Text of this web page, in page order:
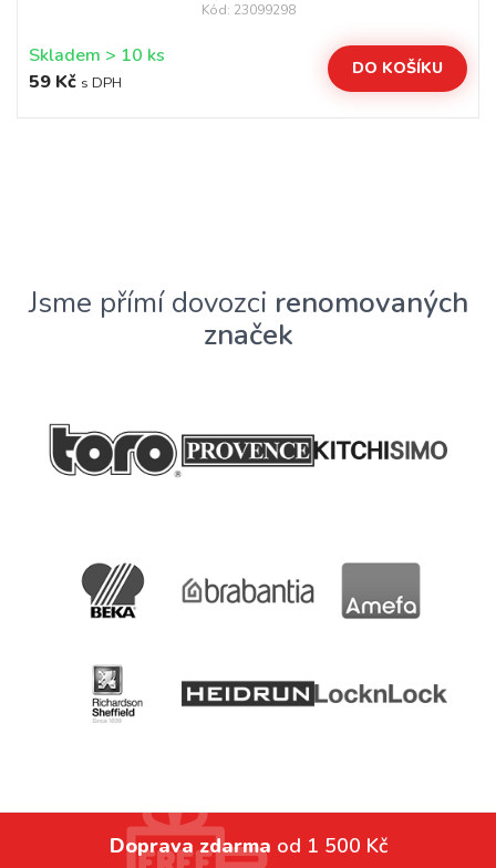
Kód: 23099298
Skladem > 10 ks
59 Kč s DPH
DO KOŠÍKU
Jsme přímí dovozci renomovaných
značek
Doprava zdarma od 1 500 Kč